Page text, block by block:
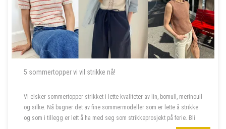
5 sommertopper vi vil strikke nå!
Vi elsker sommertopper strikket i lette kvaliteter av lin, bomull, merinoull
og silke. Nå bugner det av fine sommermodeller som er lette å strikke
og som i tillegg er lett å ha med seg som strikkeprosjekt på ferie. Bli